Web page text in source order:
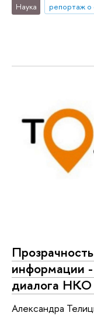
Наука репортаж о
информации -
диалога НКО
Александра